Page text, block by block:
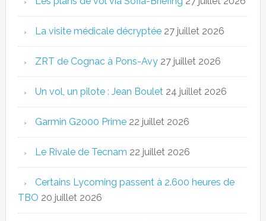
La visite médicale décryptée 27 juillet 2026
ZRT de Cognac à Pons-Avy 27 juillet 2026
Un vol, un pilote : Jean Boulet 24 juillet 2026
Garmin G2000 Prime 22 juillet 2026
Le Rivale de Tecnam 22 juillet 2026
Certains Lycoming passent à 2.600 heures de
TBO 20 juillet 2026